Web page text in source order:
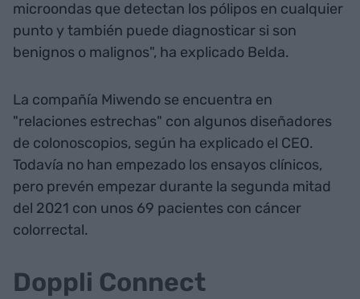
microondas que detectan los pólipos en cualquier
punto y también puede diagnosticar si son
benignos o malignos", ha explicado Belda.
La compañía Miwendo se encuentra en
"relaciones estrechas" con algunos diseñadores
de colonoscopios, según ha explicado el CEO.
Todavía no han empezado los ensayos clínicos,
pero prevén empezar durante la segunda mitad
del 2021 con unos 69 pacientes con cáncer
colorrectal.
Doppli Connect